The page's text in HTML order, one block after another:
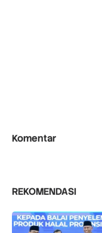
Komentar
REKOMENDASI